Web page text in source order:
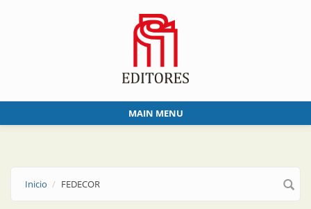
MAIN MENU
Inicio FEDECOR